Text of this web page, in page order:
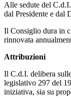
Alle sedute del
dal Presidente e dal
Il Consiglio dura in
rinnovata
Attribuzioni
Il C.d.I. delibera
legislativo 297 del
iniziativa, sia su